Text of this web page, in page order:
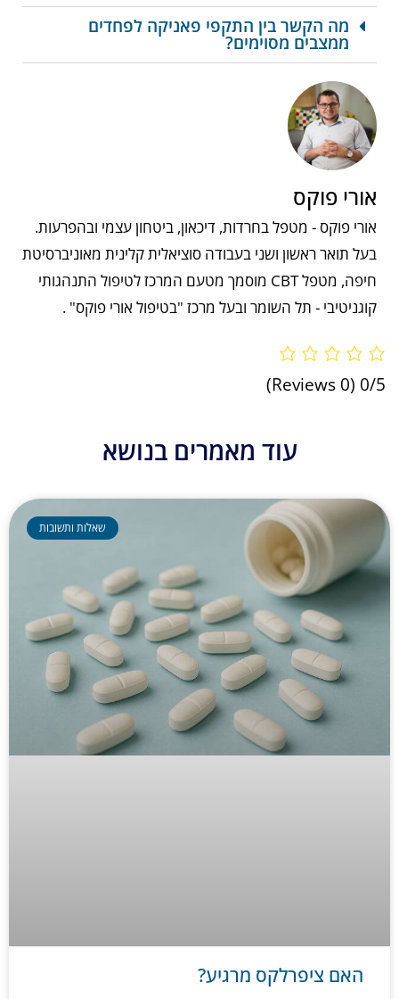
מה הקשר בין התקפי פאניקה לפחדים
ממצבים מסוימים?
אורי פוקס
אורי פוקס - מטפל בחרדות, דיכאון, ביטחון עצמי ובהפרעות.
בעל תואר ראשון ושני בעבודה סוציאלית קלינית מאוניברסיטת
חיפה, מטפל CBT מוסמך מטעם המרכז לטיפול התנהגותי
קוגניטיבי - תל השומר ובעל מרכז "בטיפול אורי פוקס" .
0/5
(0 Reviews)
עוד מאמרים בנושא
שאלות ותשובות
האם ציפרלקס מרגיע?